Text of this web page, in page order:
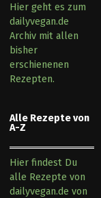
Hier geht es zum
dailyvegan.de
Archiv mit allen
bisher
erschienenen
Rezepten.
Alle Rezepte von
A-Z
Hier findest Du
alle Rezepte von
dailyvegan.de von